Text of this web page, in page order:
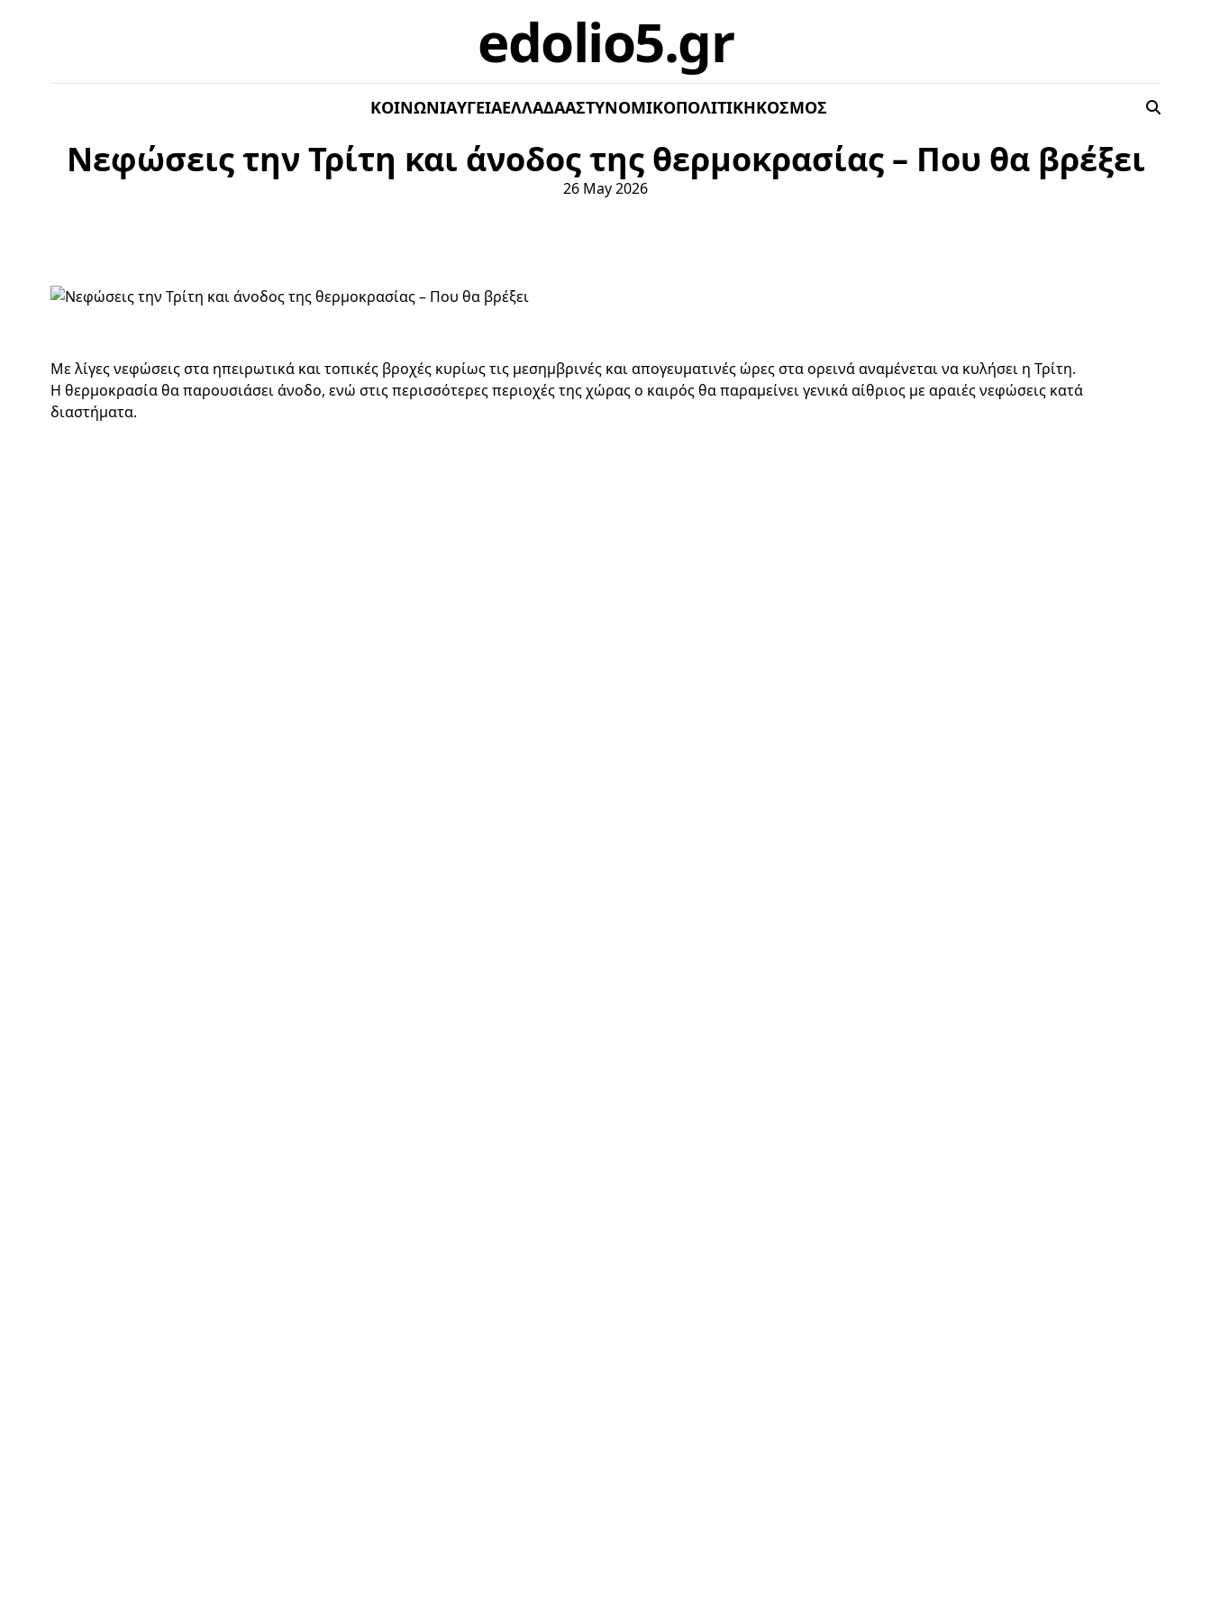
edolio5.gr
ΚΟΙΝΩΝΊΑΥΓΕΊΑΕΛΛΆΔΑΑΣΤΥΝΟΜΙΚΌΠΟΛΙΤΙΚΉΚΌΣΜΟΣ
Νεφώσεις την Τρίτη και άνοδος της θερμοκρασίας – Που θα βρέξει
26 May 2026
Με λίγες νεφώσεις στα ηπειρωτικά και τοπικές βροχές κυρίως τις μεσημβρινές και απογευματινές ώρες στα ορεινά αναμένεται να κυλήσει η Τρίτη.
Η θερμοκρασία θα παρουσιάσει άνοδο, ενώ στις περισσότερες περιοχές της χώρας ο καιρός θα παραμείνει γενικά αίθριος με αραιές νεφώσεις κατά
διαστήματα.